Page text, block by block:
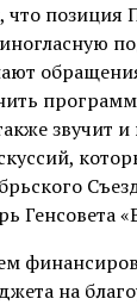
что позиция
звучит
Генсовета
на